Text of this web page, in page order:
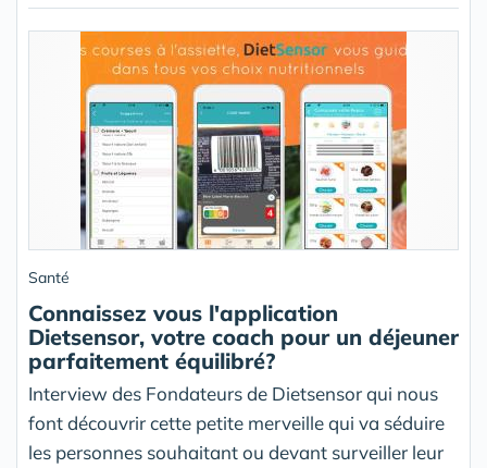
Santé
Connaissez vous l'application
Dietsensor, votre coach pour un déjeuner
parfaitement équilibré?
Interview des Fondateurs de Dietsensor qui nous
font découvrir cette petite merveille qui va séduire
les personnes souhaitant ou devant surveiller leur